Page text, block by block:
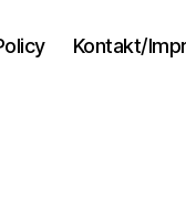
Kontakt/